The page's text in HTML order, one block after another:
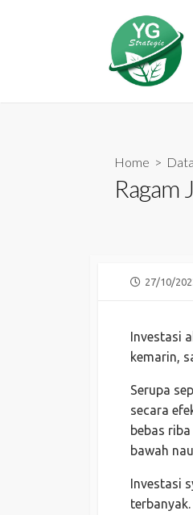
Home >
Ragam
27/10/
Investasi
kemarin,
Serupa
secara
bebas
bawah
Investasi